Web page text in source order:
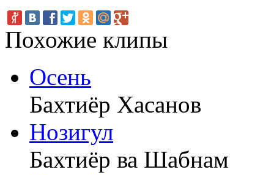
Похожие клипы
Осень
Бахтиёр Хасанов
Нозигул
Бахтиёр ва Шабнам